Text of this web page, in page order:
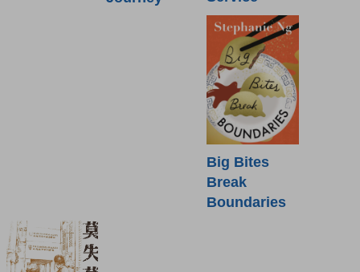
Big Bites
Break
Boundaries